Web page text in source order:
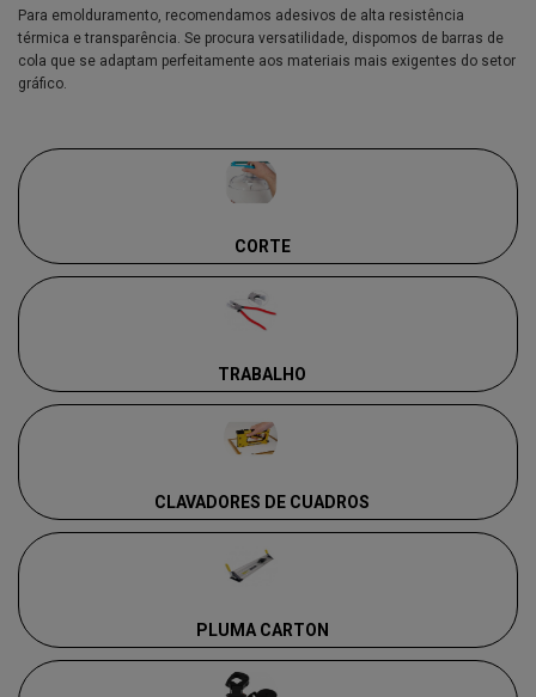
Para emolduramento, recomendamos adesivos de alta resistência
térmica e transparência. Se procura versatilidade, dispomos de barras de
cola que se adaptam perfeitamente aos materiais mais exigentes do setor
gráfico.
CORTE
TRABALHO
CLAVADORES DE CUADROS
PLUMA CARTON